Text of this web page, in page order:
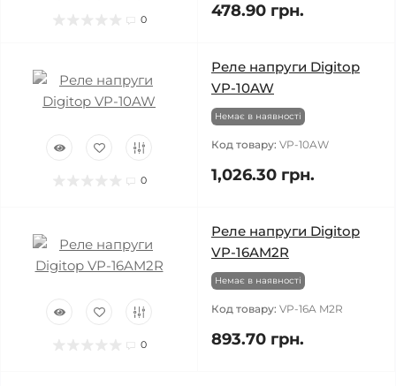
0 478.90 грн.
0
Реле напруги Digitop
VP-10AW
Немає в наявності
Код товару: VP-10AW
1,026.30 грн.
0
Реле напруги Digitop
VP-16AM2R
Немає в наявності
Код товару: VP-16A M2R
893.70 грн.